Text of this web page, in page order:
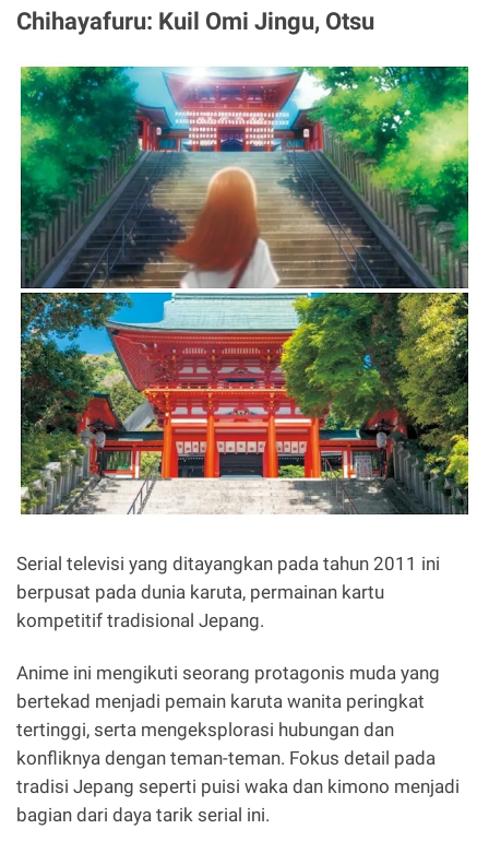
Chihayafuru: Kuil Omi Jingu, Otsu
Serial televisi yang ditayangkan pada tahun 2011 ini
berpusat pada dunia karuta, permainan kartu
kompetitif tradisional Jepang.
Anime ini mengikuti seorang protagonis muda yang
bertekad menjadi pemain karuta wanita peringkat
tertinggi, serta mengeksplorasi hubungan dan
konfliknya dengan teman-teman. Fokus detail pada
tradisi Jepang seperti puisi waka dan kimono menjadi
bagian dari daya tarik serial ini.